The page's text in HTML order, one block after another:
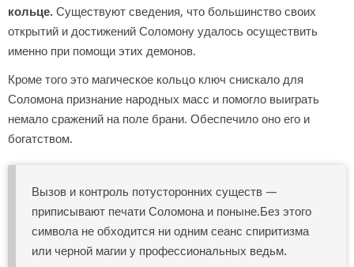
кольце. Существуют сведения, что большинство своих
открытий и достижений Соломону удалось осуществить
именно при помощи этих демонов.
Кроме того это магическое кольцо ключ снискало для
Соломона признание народных масс и помогло выиграть
немало сражений на поле брани. Обеспечило оно его и
богатством.
Вызов и контроль потусторонних существ —
приписывают печати Соломона и поныне.Без этого
символа не обходится ни одним сеанс спиритизма
или черной магии у профессиональных ведьм.